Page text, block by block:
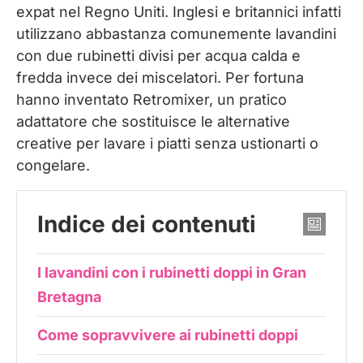
expat nel Regno Uniti. Inglesi e britannici infatti
utilizzano abbastanza comunemente lavandini
con due rubinetti divisi per acqua calda e
fredda invece dei miscelatori. Per fortuna
hanno inventato Retromixer, un pratico
adattatore che sostituisce le alternative
creative per lavare i piatti senza ustionarti o
congelare.
Indice dei contenuti
I lavandini con i rubinetti doppi in Gran
Bretagna
Come sopravvivere ai rubinetti doppi